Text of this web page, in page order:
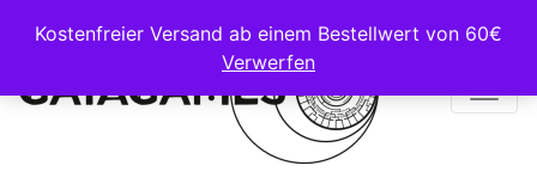
Kostenfreier Versand ab einem Bestellwert von 60€
Verwerfen
Main Navigation